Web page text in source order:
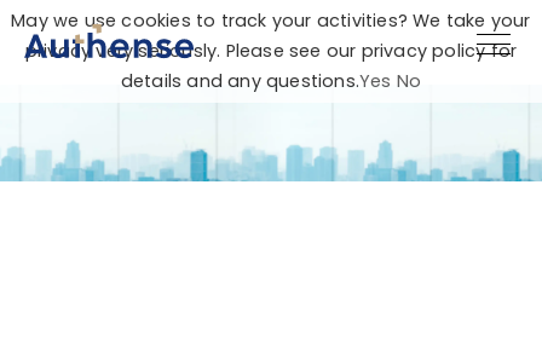
May we use cookies to track your activities? We take your
privacy very seriously. Please see our privacy policy for
details and any questions.Yes No